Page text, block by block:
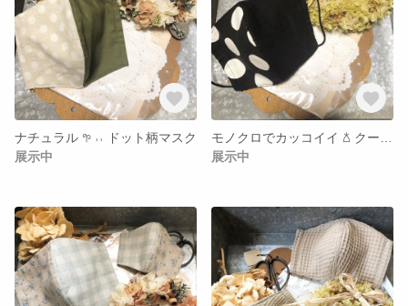
ナチュラル 𖧧 ˒˒ ドット柄マスク
展示中
展示中